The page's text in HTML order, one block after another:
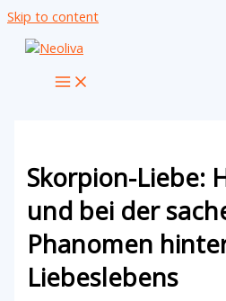
Skip to content
Skorpion-Liebe:
und bei der
Phanomen
Liebeslebens